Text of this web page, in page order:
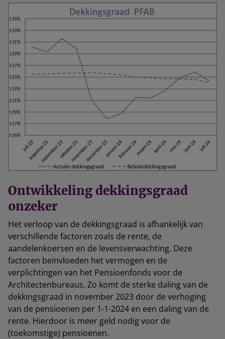
Ontwikkeling dekkingsgraad
onzeker
Het verloop van de dekkingsgraad is afhankelijk van
verschillende factoren zoals de rente, de
aandelenkoersen en de levensverwachting. Deze
factoren beïnvloeden het vermogen en de
verplichtingen van het Pensioenfonds voor de
Architectenbureaus. Zo komt de sterke daling van de
dekkingsgraad in november 2023 door de verhoging
van de pensioenen per 1-1-2024 en een daling van de
rente. Hierdoor is meer geld nodig voor de
(toekomstige) pensioenen.